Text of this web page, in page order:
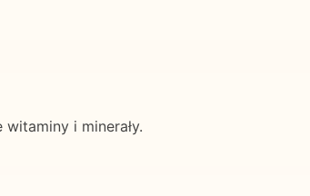
i minerały.